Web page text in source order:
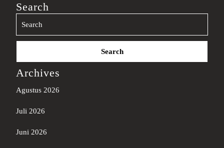
Search
Search
Archives
Agustus 2026
Juli 2026
Juni 2026